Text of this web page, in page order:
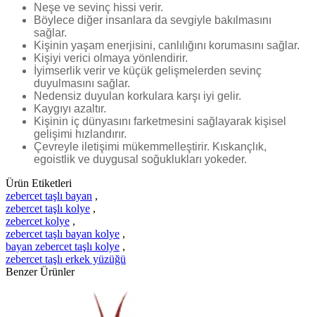
Neşe ve sevinç hissi verir.
Böylece diğer insanlara da sevgiyle bakılmasını
sağlar.
Kişinin yaşam enerjisini, canlılığını korumasını sağlar.
Kişiyi verici olmaya yönlendirir.
İyimserlik verir ve küçük gelişmelerden sevinç
duyulmasını sağlar.
Nedensiz duyulan korkulara karşı iyi gelir.
Kaygıyı azaltır.
Kişinin iç dünyasını farketmesini sağlayarak kişisel
gelişimi hızlandırır.
Çevreyle iletişimi mükemmelleştirir. Kıskançlık,
egoistlik ve duygusal soğuklukları yokeder.
Ürün Etiketleri
zebercet taşlı bayan ,
zebercet taşlı kolye ,
zebercet kolye ,
zebercet taşlı bayan kolye ,
bayan zebercet taşlı kolye ,
zebercet taşlı erkek yüzüğü
Benzer Ürünler